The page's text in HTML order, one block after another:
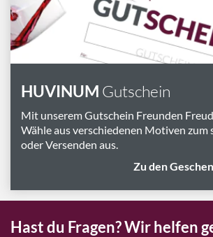
Inspiration
Wissenswelt
Schlagworte
HUVINUM Gutschein
Mit unserem Gutschein Freunden
Wähle aus verschiedenen Motiven zum
oder Versenden aus.
Zu den
Hast du Fragen? Wir helfen